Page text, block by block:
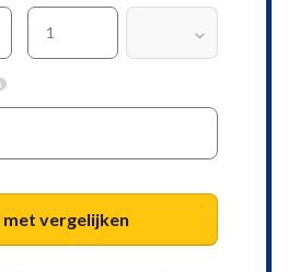
vergelijken